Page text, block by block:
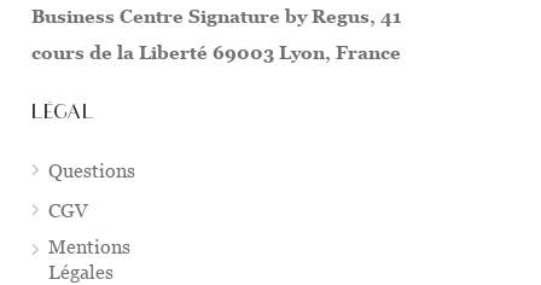
Business Centre Signature by Regus, 41
cours de la Liberté 69003 Lyon, France
LÉGAL
Questions
CGV
Mentions
Légales